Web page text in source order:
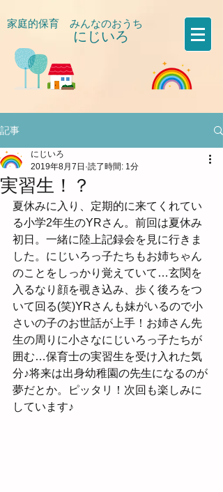
家庭的保育 みんなのおうち
にじいろ
記事
実習生！？
にじいろ
2019年8月7日 読了時間: 1分
夏休みに入り、定期的に来てくれてい
る小学2年生のYRさん。前回は夏休み
初日。一緒に陸上記録会を見に行きま
した。にじいろっ子たちもお姉ちゃん
のことをしっかり覚えていて…玄関を
入るなり顔を覗き込み、歩く後ろをつ
いて回る(笑)YRさんも妹がいるので小
さいの子のお世話が上手！お姉さん先
生の周りに小さなにじいろっ子たちが
囲む…保育士の実習生を受け入れた気
分♪将来は出身幼稚園の先生になるのが
夢だとか。ピッタリ！次回も楽しみに
しています♪